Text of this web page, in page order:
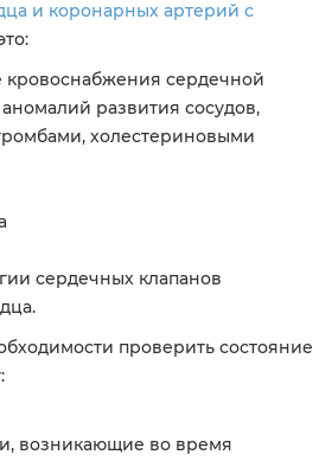
и коронарных артерий с
сердечной
развития сосудов,
холестериновыми
сердечных клапанов
проверить состояние
возникающие во время